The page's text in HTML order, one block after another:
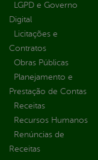
LGPD e Governo
Digital
Licitações e
Contratos
Obras Públicas
Planejamento e
Prestação de Contas
Receitas
Recursos Humanos
Renúncias de
Receitas